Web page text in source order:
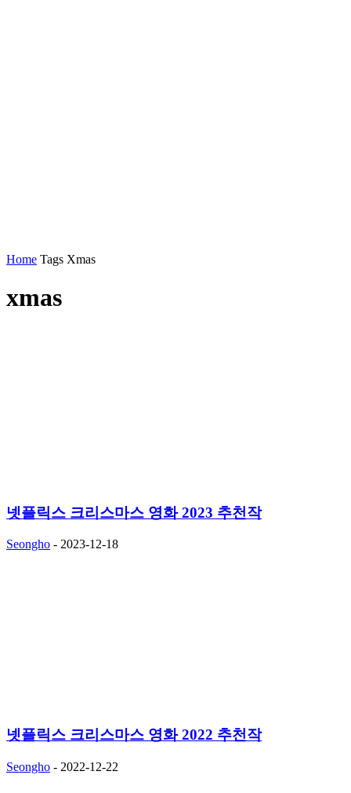
Home Tags Xmas
xmas
넷플릭스 크리스마스 영화 2023 추천작
Seongho - 2023-12-18
넷플릭스 크리스마스 영화 2022 추천작
Seongho - 2022-12-22